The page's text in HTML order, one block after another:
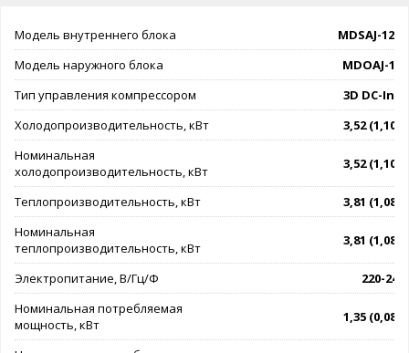
Модель внутреннего блока
MDSAJ-
Модель наружного блока
MDOAJ-
Тип управления компрессором
3D DC-
Холодопроизводительность, кВт
3,52 (1,10 -
Номинальная
холодопроизводительность, кВт
3,52 (1,10 -
Теплопроизводительность, кВт
3,81 (1,08 -
Номинальная
теплопроизводительность, кВт
3,81 (1,08 -
Электропитание, В/Гц/Ф
220-
Номинальная потребляемая
мощность, кВт
1,35 (0,08 -